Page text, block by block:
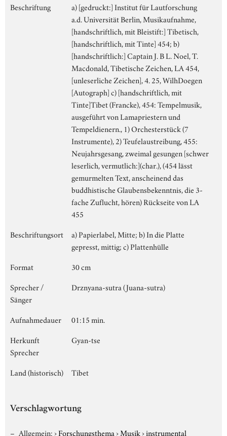
Beschriftung
a) [gedruckt:] Institut für Lautforschung
a.d. Universität Berlin, Musikaufnahme,
[handschriftlich, mit Bleistift:] Tibetisch,
[handschriftlich, mit Tinte] 454; b)
[handschriftlich:] Captain J. B L. Noel, T.
Macdonald, Tibetische Zeichen, LA 454,
[unleserliche Zeichen], 4. 25, WilhDoegen
[Autograph] c) [handschriftlich, mit
Tinte]Tibet (Francke), 454: Tempelmusik,
ausgeführt von Lamapriestern und
Tempeldienern., 1) Orchesterstück (7
Instrumente), 2) Teufelaustreibung, 455:
Neujahrsgesang, zweimal gesungen [schwer
leserlich, vermutlich:](char.), (454 lässt
gemurmelten Text, anscheinend das
buddhistische Glaubensbekenntnis, die 3-
fache Zuflucht, hören) Rückseite von LA
455
Beschriftungsort
a) Papierlabel, Mitte; b) In die Platte
gepresst, mittig; c) Plattenhülle
Format
30 cm
Sprecher /
Sänger
Drznyana-sutra (Juana-sutra)
Aufnahmedauer
01:15 min.
Herkunft
Sprecher
Gyan-tse
Land (historisch) Tibet
Verschlagwortung
Allgemein:›Forschungsthema›Musik›instrumental